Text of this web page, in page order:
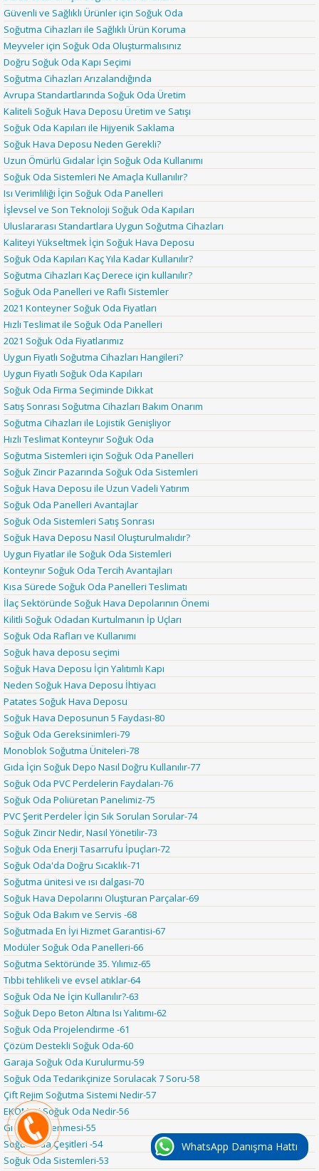
Güvenli ve Sağlıklı Ürünler için Soğuk Oda
Soğutma Cihazları ile Sağlıklı Ürün Koruma
Meyveler için Soğuk Oda Oluşturmalısınız
Doğru Soğuk Oda Kapı Seçimi
Soğutma Cihazları Arızalandığında
Avrupa Standartlarında Soğuk Oda Üretim
Kaliteli Soğuk Hava Deposu Üretim ve Satışı
Soğuk Oda Kapıları ile Hijyenik Saklama
Soğuk Hava Deposu Neden Gerekli?
Uzun Ömürlü Gıdalar İçin Soğuk Oda Kullanımı
Soğuk Oda Sistemleri Ne Amaçla Kullanılır?
Isı Verimliliği İçin Soğuk Oda Panelleri
İşlevsel ve Son Teknoloji Soğuk Oda Kapıları
Uluslararası Standartlara Uygun Soğutma Cihazları
Kaliteyi Yükseltmek İçin Soğuk Hava Deposu
Soğuk Oda Kapıları Kaç Yıla Kadar Kullanılır?
Soğutma Cihazları Kaç Derece için kullanılır?
Soğuk Oda Panelleri ve Raflı Sistemler
2021 Konteyner Soğuk Oda Fiyatları
Hızlı Teslimat ile Soğuk Oda Panelleri
2021 Soğuk Oda Fiyatlarımız
Uygun Fiyatlı Soğutma Cihazları Hangileri?
Uygun Fiyatlı Soğuk Oda Kapıları
Soğuk Oda Firma Seçiminde Dikkat
Satış Sonrası Soğutma Cihazları Bakım Onarım
Soğutma Cihazları ile Lojistik Genişliyor
Hızlı Teslimat Konteynır Soğuk Oda
Soğutma Sistemleri için Soğuk Oda Panelleri
Soğuk Zincir Pazarında Soğuk Oda Sistemleri
Soğuk Hava Deposu ile Uzun Vadeli Yatırım
Soğuk Oda Panelleri Avantajlar
Soğuk Oda Sistemleri Satış Sonrası
Soğuk Hava Deposu Nasıl Oluşturulmalıdır?
Uygun Fiyatlar ile Soğuk Oda Sistemleri
Konteynır Soğuk Oda Tercih Avantajları
Kısa Sürede Soğuk Oda Panelleri Teslimatı
İlaç Sektöründe Soğuk Hava Depolarının Önemi
Kilitli Soğuk Odadan Kurtulmanın İp Uçları
Soğuk Oda Rafları ve Kullanımı
Soğuk hava deposu seçimi
Soğuk Hava Deposu İçin Yalıtımlı Kapı
Neden Soğuk Hava Deposu İhtiyacı
Patates Soğuk Hava Deposu
Soğuk Hava Deposunun 5 Faydası-80
Soğuk Oda Gereksinimleri-79
Monoblok Soğutma Üniteleri-78
Gıda İçin Soğuk Depo Nasıl Doğru Kullanılır-77
Soğuk Oda PVC Perdelerin Faydaları-76
Soğuk Oda Poliüretan Panelimiz-75
PVC Şerit Perdeler İçin Sık Sorulan Sorular-74
Soğuk Zincir Nedir, Nasıl Yönetilir-73
Soğuk Oda Enerji Tasarrufu İpuçları-72
Soğuk Oda'da Doğru Sıcaklık-71
Soğutma ünitesi ve ısı dalgası-70
Soğuk Hava Depolarını Oluşturan Parçalar-69
Soğuk Oda Bakım ve Servis -68
Soğutmada En İyi Hizmet Garantisi-67
Modüler Soğuk Oda Panelleri-66
Soğutma Sektöründe 35. Yılımız-65
Tıbbi tehlikeli ve evsel atıklar-64
Soğuk Oda Ne İçin Kullanılır?-63
Soğuk Depo Beton Altına Isı Yalıtımı-62
Soğuk Oda Projelendirme -61
Çözüm Destekli Soğuk Oda-60
Garaja Soğuk Oda Kurulurmu-59
Soğuk Oda Tedarikçinize Sorulacak 7 Soru-58
Çift Rejim Soğutma Sistemi Nedir-57
EKOMAX Soğuk Oda Nedir-56
Gıda Zehirlenmesi-55
Soğuk Oda Çeşitleri -54
Soğuk Oda Sistemleri-53
WhatsApp Danışma Hattı